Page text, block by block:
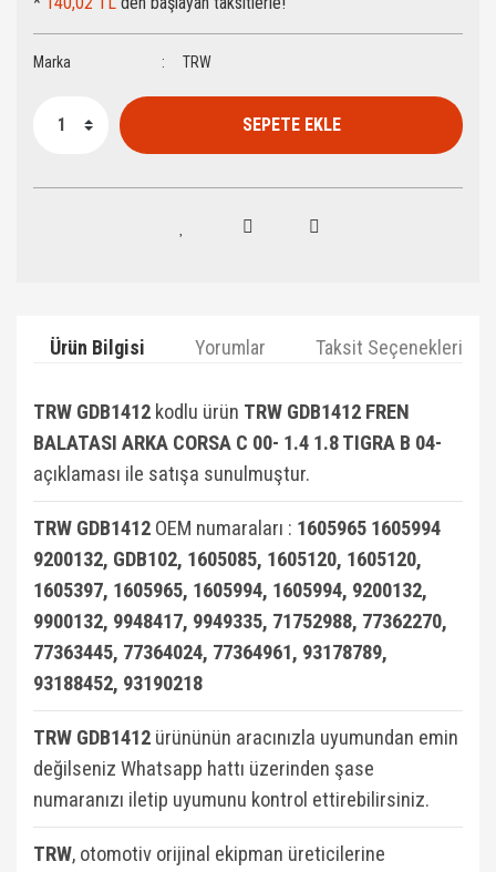
Marka TRW
SEPETE EKLE
Ürün Bilgisi Yorumlar Taksit Seçenekleri
TRW GDB1412 kodlu ürün TRW GDB1412 FREN
BALATASI ARKA CORSA C 00- 1.4 1.8 TIGRA B 04-
açıklaması ile satışa sunulmuştur.
TRW GDB1412 OEM numaraları : 1605965 1605994
9200132, GDB102, 1605085, 1605120, 1605120,
1605397, 1605965, 1605994, 1605994, 9200132,
9900132, 9948417, 9949335, 71752988, 77362270,
77363445, 77364024, 77364961, 93178789,
93188452, 93190218
TRW GDB1412 ürününün aracınızla uyumundan emin
değilseniz Whatsapp hattı üzerinden şase
numaranızı iletip uyumunu kontrol ettirebilirsiniz.
TRW, otomotiv orijinal ekipman üreticilerine